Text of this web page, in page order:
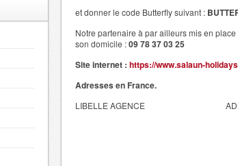
et donner le code Butterfly suivant :
Notre partenaire à par ailleurs mis en
son domicile :09 78 37 03 25
Site internet : https://www.salaun-
Adresses en France.
LIBELLE AGENCE